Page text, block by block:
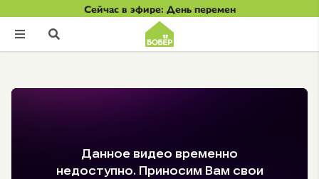
Сейчас в эфире: День перемен
 